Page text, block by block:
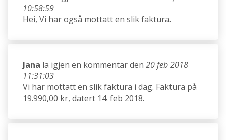
10:58:59
Hei, Vi har også mottatt en slik faktura.
Jana la igjen en kommentar den 20 feb 2018
11:31:03
Vi har mottatt en slik faktura i dag. Faktura på
19.990,00 kr, datert 14. feb 2018.